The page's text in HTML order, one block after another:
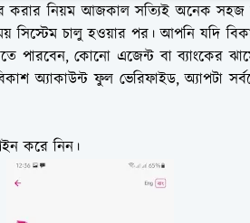
করার নিয়ম আজকাল সত্যিই অনেক
সিস্টেম চালু হওয়ার পর। আপনি যদি
পারবেন, কোনো এজেন্ট বা ব্যাংকের
অ্যাকাউন্ট ফুল ভেরিফাইড, অ্যাপটা
করে নিন।